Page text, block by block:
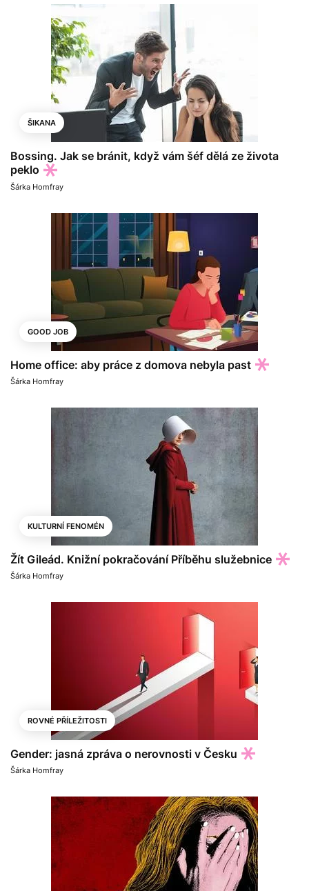
ŠIKANA
Bossing. Jak se bránit, když vám šéf dělá ze života
peklo
Šárka Homfray
GOOD JOB
Home office: aby práce z domova nebyla past
Šárka Homfray
KULTURNÍ FENOMÉN
Žít Gileád. Knižní pokračování Příběhu služebnice
Šárka Homfray
ROVNÉ PŘÍLEŽITOSTI
Gender: jasná zpráva o nerovnosti v Česku
Šárka Homfray